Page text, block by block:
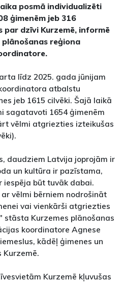
posmā individualizēti
ģimenēm jeb 316
par dzīvi Kurzemē, informē
plānošanas reģiona
līdz 2025. gada jūnijam
atbalstu
jeb 1615 cilvēki. Šajā laikā
sagatavoti 1654 ģimenēm
vēlmi atgriezties izteikušas
daudziem Latvija joprojām ir
un kultūra ir pazīstama,
iespēja būt tuvāk dabai.
vēlmi bērniem nodrošināt
vai vienkārši atgriezties
stāsta Kurzemes plānošanas
koordinatore Agnese
kādēļ ģimenes un
Kurzemē kļuvušas